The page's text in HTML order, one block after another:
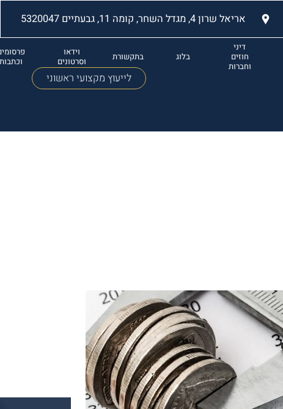
אריאל שרון 4, מגדל השחר, קומה 11, גבעתיים 5320047
דיני
חוזים
וחברות
בלוג בתקשורת
וידאו
וסרטונים
וכתבות
לייעוץ מקצועי ראשוני